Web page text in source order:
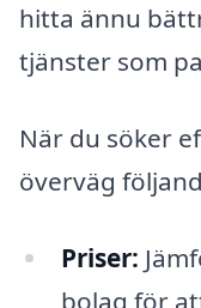
hitta ännu
tjänster som
När du söker
överväg
Priser:
bolag för